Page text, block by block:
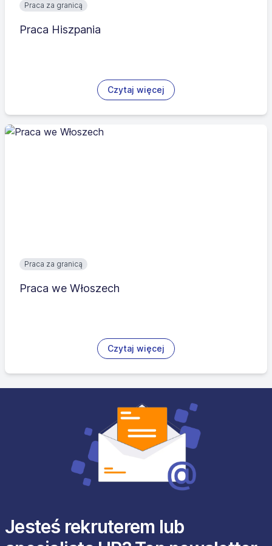
Praca za granicą
Praca Hiszpania
Czytaj więcej
Praca za granicą
Praca we Włoszech
Czytaj więcej
Jesteś rekruterem lub